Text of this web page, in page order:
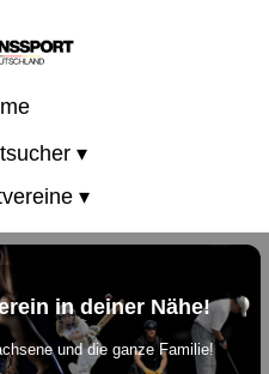
▾
▾
in deiner Nähe!
und die ganze Familie!